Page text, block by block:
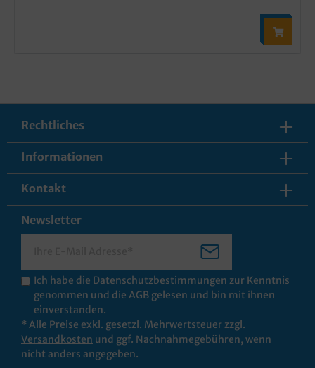
Rechtliches
Informationen
Kontakt
Newsletter
Ich habe die Datenschutzbestimmungen zur Kenntnis
genommen und die AGB gelesen und bin mit ihnen
einverstanden.
* Alle Preise exkl. gesetzl. Mehrwertsteuer zzgl.
Versandkosten und ggf. Nachnahmegebühren, wenn
nicht anders angegeben.